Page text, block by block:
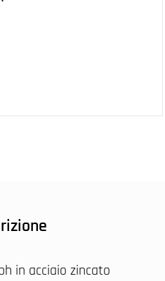
in acciaio zincato